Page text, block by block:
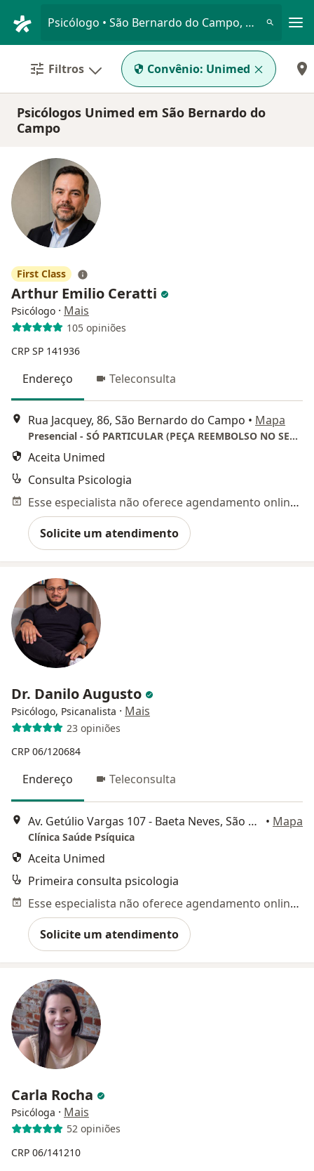
Psicólogo • São Bernardo do Campo, São Paulo SP
Filtros Convênio: Unimed
Psicólogos Unimed em São Bernardo do
Campo
First Class
Arthur Emilio Ceratti
Psicólogo · Mais
105 opiniões
CRP SP 141936
Endereço Teleconsulta
Rua Jacquey, 86, São Bernardo do Campo • Mapa
Presencial - SÓ PARTICULAR (PEÇA REEMBOLSO NO SEU CONVÊNIO)
Aceita Unimed
Consulta Psicologia
Esse especialista não oferece agendamento online para esse endereço.
Solicite um atendimento
Dr. Danilo Augusto
Psicólogo, Psicanalista · Mais
23 opiniões
CRP 06/120684
Endereço Teleconsulta
Av. Getúlio Vargas 107 - Baeta Neves, São Bernardo do Campo • Mapa
Clínica Saúde Psíquica
Aceita Unimed
Primeira consulta psicologia
Esse especialista não oferece agendamento online para esse endereço.
Solicite um atendimento
Carla Rocha
Psicóloga · Mais
52 opiniões
CRP 06/141210